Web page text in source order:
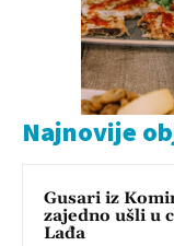
Najnovije
Gusari iz
zajedno ušli u
Lađa